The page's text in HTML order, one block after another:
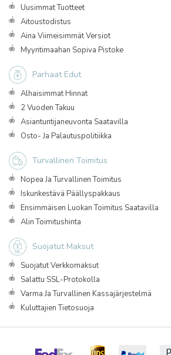
Uusimmat Tuotteet
Aitoustodistus
Aina Viimeisimmät Versiot
Myyntimaahan Sopiva Pistoke
Parhaat Edut
Alhaisimmat Hinnat
2 Vuoden Takuu
Asiantuntijaneuvonta Saatavilla
Osto- Ja Palautuspolitiikka
Turvallinen Toimitus
Nopea Ja Turvallinen Toimitus
Iskunkestävä Päällyspakkaus
Ensimmäisen Luokan Toimitus Saatavilla
Alin Toimitushinta
Suojatut Maksut
Suojatut Verkkomaksut
Salattu SSL-Protokolla
Varma Ja Turvallinen Kassajärjestelmä
Kuluttajien Tietosuoja